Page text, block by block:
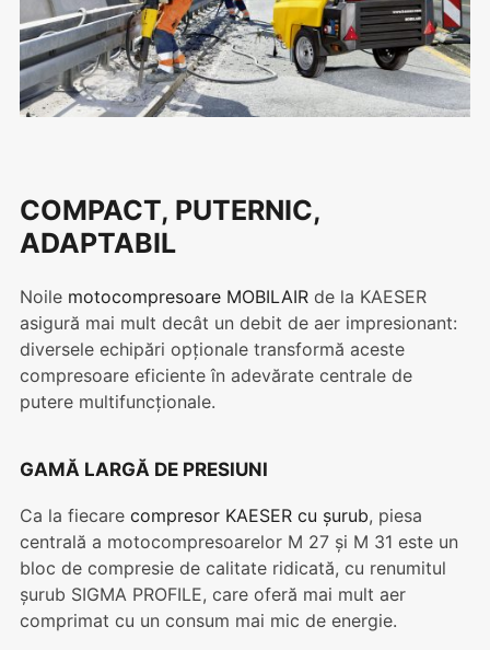
COMPACT, PUTERNIC,
ADAPTABIL
Noile motocompresoare MOBILAIR de la KAESER
asigură mai mult decât un debit de aer impresionant:
diversele echipări opționale transformă aceste
compresoare eficiente în adevărate centrale de
putere multifuncționale.
GAMĂ LARGĂ DE PRESIUNI
Ca la fiecare compresor KAESER cu șurub, piesa
centrală a motocompresoarelor M 27 și M 31 este un
bloc de compresie de calitate ridicată, cu renumitul
șurub SIGMA PROFILE, care oferă mai mult aer
comprimat cu un consum mai mic de energie.